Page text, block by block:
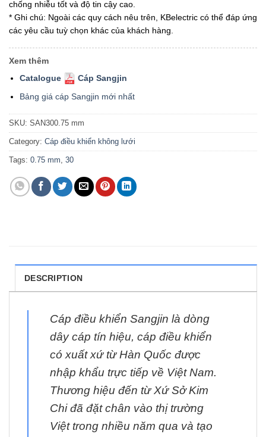
chống nhiễu tốt và độ tin cậy cao.
* Ghi chú: Ngoài các quy cách nêu trên, KBelectric có thể đáp ứng
các yêu cầu tuỳ chọn khác của khách hàng.
Xem thêm
Catalogue
Cáp Sangjin
Bảng giá cáp Sangjin mới nhất
SKU: SAN300.75 mm
Category: Cáp điều khiển không lưới
Tags: 0.75 mm, 30
DESCRIPTION
Cáp điều khiển Sangjin là dòng
dây cáp tín hiệu, cáp điều khiển
có xuất xứ từ Hàn Quốc được
nhập khẩu trực tiếp về Việt Nam.
Thương hiệu đến từ Xứ Sở Kim
Chi đã đặt chân vào thị trường
Việt trong nhiều năm qua và tạo